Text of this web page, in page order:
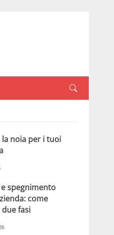
noia per i tuoi
spegnimento
come
fasi